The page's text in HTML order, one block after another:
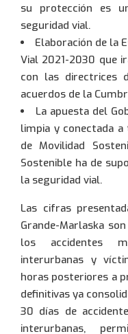
su protección es
seguridad vial.
Elaboración de la
Vial 2021-2030 que
con las directrices
acuerdos de la
La apuesta del
limpia y conectada
de Movilidad
Sostenible ha de
la seguridad vial.
Las cifras
Grande-Marlaska
los accidentes
interurbanas y
horas posteriores a
definitivas ya
30 días de
interurbanas,